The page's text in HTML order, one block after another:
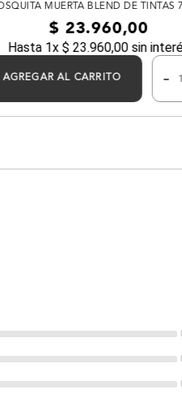
MUERTA BLEND DE TINTAS
$ 23.960,00
Hasta 1x $ 23.960,00sin
AGREGAR AL CARRITO －